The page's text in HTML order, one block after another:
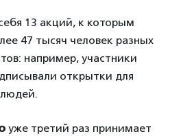
13 акций, к которым
47 тысяч человек разных
например, участники
открытки для
уже третий раз принимает